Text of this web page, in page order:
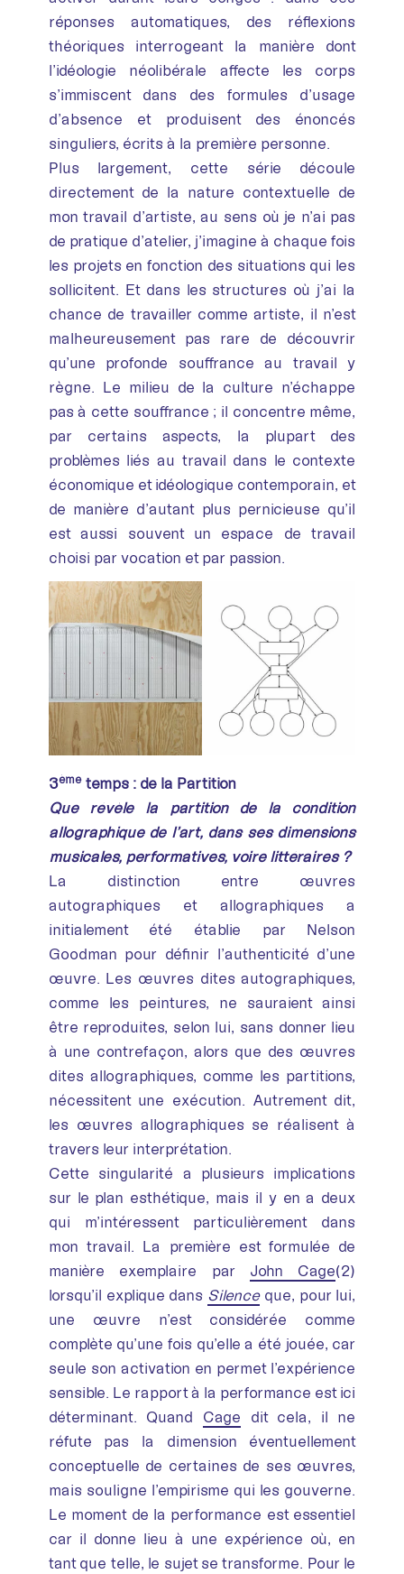
réponses automatiques, des réflexions
théoriques interrogeant la manière dont
l’idéologie néolibérale affecte les corps
s’immiscent dans des formules d’usage
d’absence et produisent des énoncés
singuliers, écrits à la première personne.
Plus largement, cette série découle
directement de la nature contextuelle de
mon travail d’artiste, au sens où je n’ai pas
de pratique d’atelier, j’imagine à chaque fois
les projets en fonction des situations qui les
sollicitent. Et dans les structures où j’ai la
chance de travailler comme artiste, il n’est
malheureusement pas rare de découvrir
qu’une profonde souffrance au travail y
règne. Le milieu de la culture n’échappe
pas à cette souffrance ; il concentre même,
par certains aspects, la plupart des
problèmes liés au travail dans le contexte
économique et idéologique contemporain, et
de manière d’autant plus pernicieuse qu’il
est aussi souvent un espace de travail
choisi par vocation et par passion.
3èmetemps : de la Partition
Que révèle la partition de la condition
allographique de l’art, dans ses dimensions
musicales, performatives, voire littéraires ?
La distinction entre œuvres
autographiques et allographiques a
initialement été établie par Nelson
Goodman pour définir l’authenticité d’une
œuvre. Les œuvres dites autographiques,
comme les peintures, ne sauraient ainsi
être reproduites, selon lui, sans donner lieu
à une contrefaçon, alors que des œuvres
dites allographiques, comme les partitions,
nécessitent une exécution. Autrement dit,
les œuvres allographiques se réalisent à
travers leur interprétation.
Cette singularité a plusieurs implications
sur le plan esthétique, mais il y en a deux
qui m’intéressent particulièrement dans
mon travail. La première est formulée de
manière exemplaire par John Cage(2)
lorsqu’il explique dans Silence que, pour lui,
une œuvre n’est considérée comme
complète qu’une fois qu’elle a été jouée, car
seule son activation en permet l’expérience
sensible. Le rapport à la performance est ici
déterminant. Quand Cage dit cela, il ne
réfute pas la dimension éventuellement
conceptuelle de certaines de ses œuvres,
mais souligne l’empirisme qui les gouverne.
Le moment de la performance est essentiel
car il donne lieu à une expérience où, en
tant que telle, le sujet se transforme. Pour le